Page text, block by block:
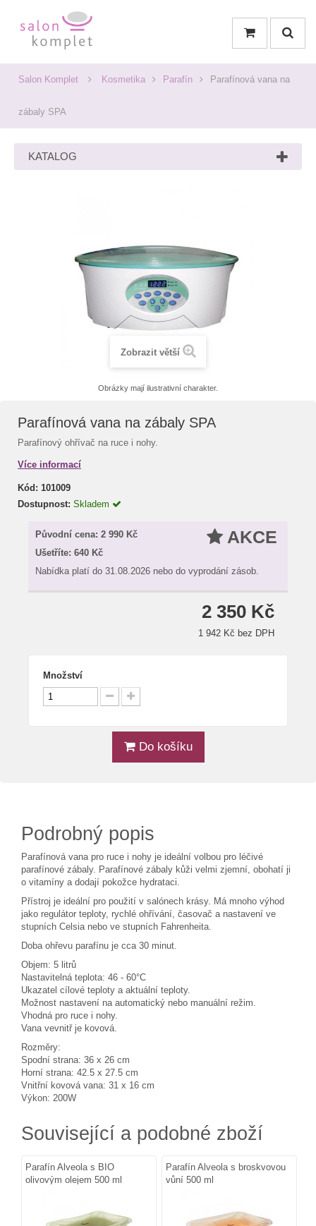
Salon Komplet Kosmetika Parafín Parafínová vana na
zábaly SPA
KATALOG
Zobrazit větší
Obrázky mají ilustrativní charakter.
Parafínová vana na zábaly SPA
Parafínový ohřívač na ruce i nohy.
Více informací
Kód: 101009
Dostupnost: Skladem
AKCE
Původní cena: 2 990 Kč
Ušetříte: 640 Kč
Nabídka platí do 31.08.2026 nebo do vyprodání zásob.
2 350 Kč
1 942 Kč bez DPH
Množství
Do košíku
Podrobný popis
Parafínová vana pro ruce i nohy je ideální volbou pro léčivé
parafínové zábaly. Parafínové zábaly kůži velmi zjemní, obohatí ji
o vitamíny a dodají pokožce hydrataci.
Přístroj je ideální pro použití v salónech krásy. Má mnoho výhod
jako regulátor teploty, rychlé ohřívání, časovač a nastavení ve
stupních Celsia nebo ve stupních Fahrenheita.
Doba ohřevu parafínu je cca 30 minut.
Objem: 5 litrů
Nastavitelná teplota: 46 - 60°C
Ukazatel cílové teploty a aktuální teploty.
Možnost nastavení na automatický nebo manuální režim.
Vhodná pro ruce i nohy.
Vana vevnitř je kovová.
Rozměry:
Spodní strana: 36 x 26 cm
Horní strana: 42.5 x 27.5 cm
Vnitřní kovová vana: 31 x 16 cm
Výkon: 200W
Související a podobné zboží
Parafín Alveola s BIO
olivovým olejem 500 ml
Parafín Alveola s broskvovou
vůní 500 ml